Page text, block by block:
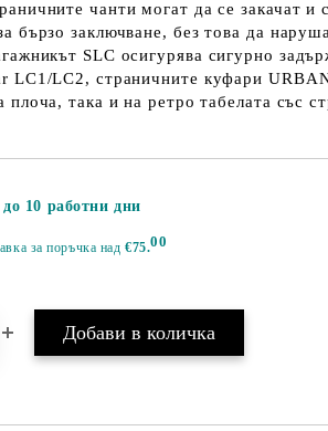
чанти могат да се закачат и
бързо заключване, без това да
SLC осигурява сигурно
LC1/LC2, страничните куфари
плоча, така и на ретро табелата със
10 работни дни
за поръчка над€75.00